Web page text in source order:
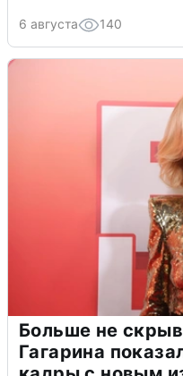
6 августа 140
Больше не
Гагарина